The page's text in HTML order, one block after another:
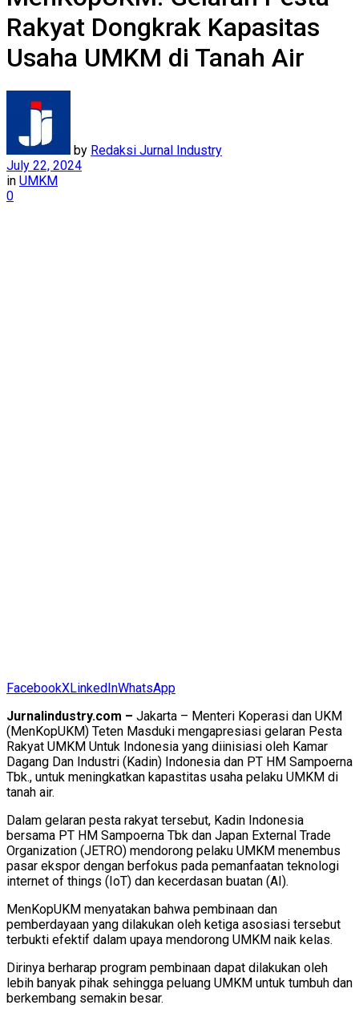
Rakyat Dongkrak Kapasitas
Usaha UMKM di Tanah Air
by Redaksi Jurnal Industry
July 22, 2024
in UMKM
0
FacebookXLinkedInWhatsApp
Jurnalindustry.com – Jakarta – Menteri Koperasi dan UKM
(MenKopUKM) Teten Masduki mengapresiasi gelaran Pesta
Rakyat UMKM Untuk Indonesia yang diinisiasi oleh Kamar
Dagang Dan Industri (Kadin) Indonesia dan PT HM Sampoerna
Tbk., untuk meningkatkan kapastitas usaha pelaku UMKM di
tanah air.
Dalam gelaran pesta rakyat tersebut, Kadin Indonesia
bersama PT HM Sampoerna Tbk dan Japan External Trade
Organization (JETRO) mendorong pelaku UMKM menembus
pasar ekspor dengan berfokus pada pemanfaatan teknologi
internet of things (IoT) dan kecerdasan buatan (AI).
MenKopUKM menyatakan bahwa pembinaan dan
pemberdayaan yang dilakukan oleh ketiga asosiasi tersebut
terbukti efektif dalam upaya mendorong UMKM naik kelas.
Dirinya berharap program pembinaan dapat dilakukan oleh
lebih banyak pihak sehingga peluang UMKM untuk tumbuh dan
berkembang semakin besar.